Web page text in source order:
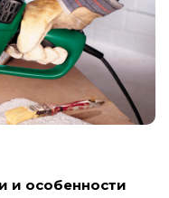
и особенности